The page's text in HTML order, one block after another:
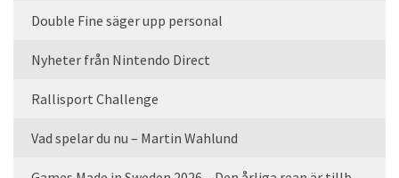
Double Fine säger upp personal
Nyheter från Nintendo Direct
Rallisport Challenge
Vad spelar du nu – Martin Wahlund